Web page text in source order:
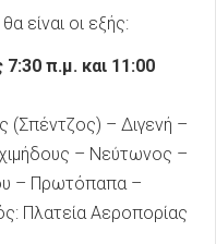
είναι οι εξής:
π.μ. και 11:00
(Σπέντζος) – Διγενή –
– Νεύτωνος –
– Πρωτόπαπα –
Πλατεία Αεροπορίας